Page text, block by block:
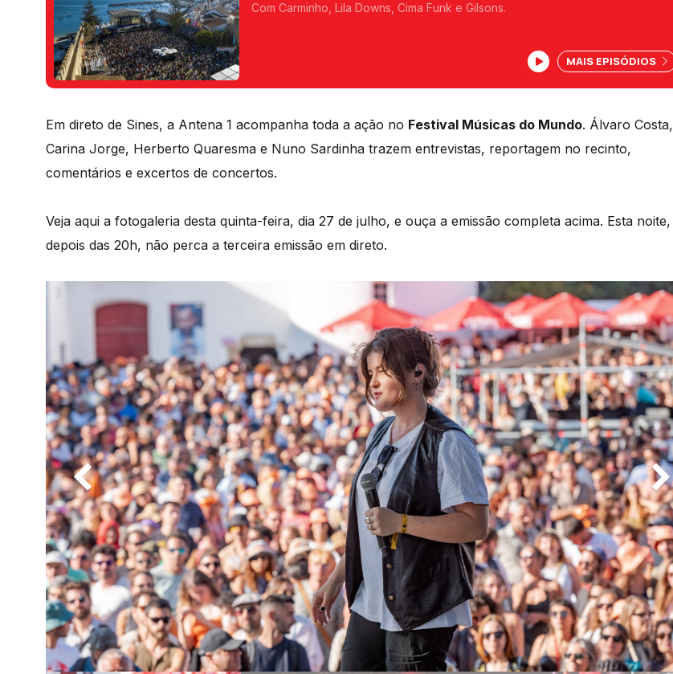
Com Carminho, Lila Downs, Cima Funk e Gilsons.
MAIS EPISÓDIOS
Em direto de Sines, a Antena 1 acompanha toda a ação no Festival Músicas do Mundo. Álvaro Costa,
Carina Jorge, Herberto Quaresma e Nuno Sardinha trazem entrevistas, reportagem no recinto,
comentários e excertos de concertos.
Veja aqui a fotogaleria desta quinta-feira, dia 27 de julho, e ouça a emissão completa acima. Esta noite,
depois das 20h, não perca a terceira emissão em direto.